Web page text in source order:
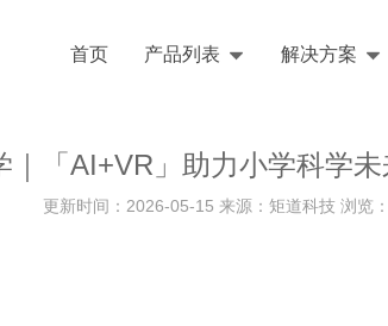
首页 产品列表 解决方案
｜「AI+VR」助力小学科学
更新时间：2026-05-15 来源：矩道科技 浏览：